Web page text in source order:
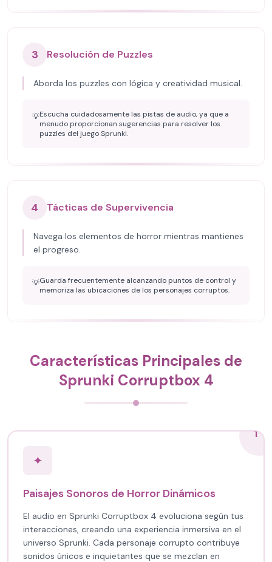
3 Resolución de Puzzles
Aborda los puzzles con lógica y creatividad musical.
💡Escucha cuidadosamente las pistas de audio, ya que a
menudo proporcionan sugerencias para resolver los
puzzles del juego Sprunki.
4 Tácticas de Supervivencia
Navega los elementos de horror mientras mantienes
el progreso.
💡Guarda frecuentemente alcanzando puntos de control y
memoriza las ubicaciones de los personajes corruptos.
Características Principales de
Sprunki Corruptbox 4
1
✦
Paisajes Sonoros de Horror Dinámicos
El audio en Sprunki Corruptbox 4 evoluciona según tus
interacciones, creando una experiencia inmersiva en el
universo Sprunki. Cada personaje corrupto contribuye
sonidos únicos e inquietantes que se mezclan en